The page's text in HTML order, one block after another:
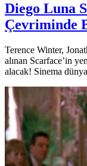
Diego Luna
Çevriminde
Terence Winter,
alınan Scarface’in
alacak! Sinema